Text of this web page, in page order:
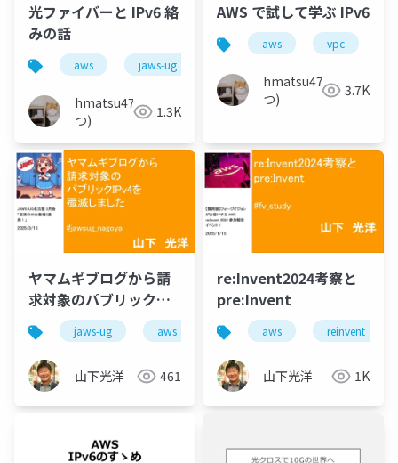
光ファイバーと IPv6 絡
みの話
aws jaws-ug
hmatsu47(ま
つ)
1.3K
AWS で試して学ぶ IPv6
aws vpc
hmatsu47(ま
つ)
3.7K
ヤマムギブログから請
求対象のパブリック
IPv4を殲滅しました
jaws-ug aws
山下光洋 461
re:Invent2024考察と
pre:Invent
aws reinvent
山下光洋 1K